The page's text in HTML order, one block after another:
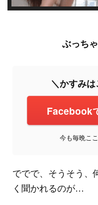
ぶっち
＼かすみ
Facebook
今も毎晩こ
ででで、そうそう、
く聞かれるのが…